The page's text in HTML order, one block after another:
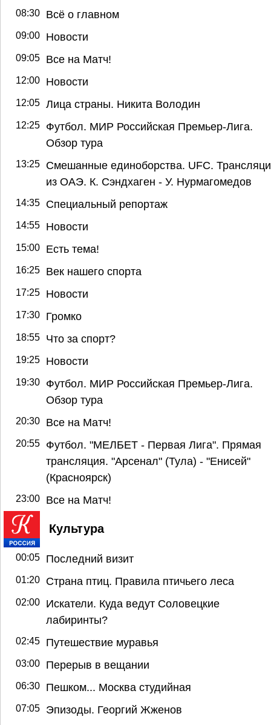
08:30 Всё о главном
09:00 Новости
09:05 Все на Матч!
12:00 Новости
12:05 Лица страны. Никита Володин
12:25
Футбол. МИР Российская Премьер-Лига.
Обзор тура
13:25
Смешанные единоборства. UFC.
из ОАЭ. К. Сэндхаген - У. Нурмагомедов
14:35 Специальный репортаж
14:55 Новости
15:00 Есть тема!
16:25 Век нашего спорта
17:25 Новости
17:30 Громко
18:55 Что за спорт?
19:25 Новости
19:30
Футбол. МИР Российская Премьер-Лига.
Обзор тура
20:30 Все на Матч!
20:55
Футбол. "МЕЛБЕТ - Первая Лига". Прямая
трансляция. "Арсенал" (Тула) - "Енисей"
(Красноярск)
23:00 Все на Матч!
Культура
00:05 Последний визит
01:20 Страна птиц. Правила птичьего леса
02:00
Искатели. Куда ведут Соловецкие
лабиринты?
02:45 Путешествие муравья
03:00 Перерыв в вещании
06:30 Пешком... Москва студийная
07:05 Эпизоды. Георгий Жженов